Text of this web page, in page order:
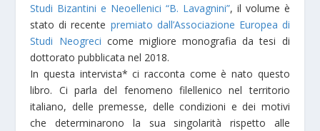
Studi Bizantini e Neoellenici “B. Lavagnini”, il volume è
stato di recente premiato dall’Associazione Europea di
Studi Neogreci come migliore monografia da tesi di
dottorato pubblicata nel 2018.
In questa intervista* ci racconta come è nato questo
libro. Ci parla del fenomeno filellenico nel territorio
italiano, delle premesse, delle condizioni e dei motivi
che determinarono la sua singolarità rispetto alle